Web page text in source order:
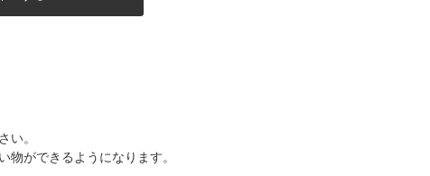
い。
物ができるようになります。